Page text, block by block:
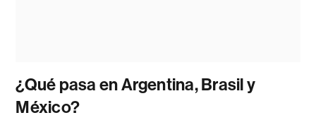
¿Qué pasa en Argentina, Brasil y
México?